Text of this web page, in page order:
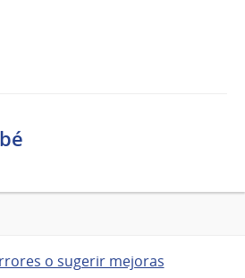
o sugerir mejoras